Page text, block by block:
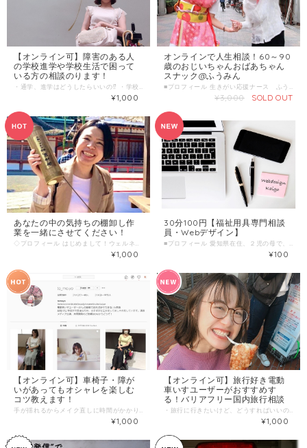
【オンライン可】障害のある人
の学校進学や学校生活で困って
いる方の相談のります！
¥1,000
オンラインで人生相談！60～90
歳のおじいちゃんおばあちゃん
スナック@ふうみん
¥3,000 SOLD OUT
あなたの中の気持ちの棚卸し作
業を一緒にさせてください！
◇プロフィール はじめまして！ウェルネスナビゲーターの藤野です。 これまでしてきた仕事を通して見たい景色は何だったんだろう？そう思った時に「ケアがくらしの中で循環している景色」でした。 病気・障害の有無に関わらず、誰もがケアを求めることができて、ひとりひとりがより良いくらしを送れるようなセーフティネットを作りたい！という想いから「じぶんはけん」に登録しました。 私自身、現在理学療法士として働く傍ら、ハタチの時に神経難病を発症し現在も良い時、悪い時を繰り返しながら生活しています。 一体じぶんのからだには何が起こっているのか？このなんとも言えない不安はどうしたらいいのか・・・。言葉にできない漠然とした不安も含めいっぱいいっぱいになっていた時もありました。 ひとりで孤独を感じてうまく相談できずにしんどい時はひとりで居ることを選択したり、じぶんの中に沸いた感情の解決策をネット検索に求めたり。それでも、色んな不安に押しつぶされそうになりながらも、これまで何とかやってこられたのは、周りの人々のたくさんの優しさのおかげでした。 自分だけで解決できない不安感（不快な状態）を何らかのかたちで表すことで周りの人にも助けを求めることが出来ます。その前にまずは自分の中の気持ちの棚卸しが必要と思います。自分が今どう感じていて、どう思っているのか。 素通りしながら過ごしているといつの間にか見えなくなってしまうんです。自分のことなのに自分が分からない。 そのためにも、今の自分の心（感情）に耳を傾ける必要があるとわたしは思っています。 なんだかネットでいつでも繋がれているはずなのに、なんかポッカリ空いた感覚はないですか？ 昔より、人に頼りにくい世の中になってきているんじゃないかなと思っています。 あなたの今の気持ち（不安だったり、もやもやだったり）を聞かせてもらえませんか？ あなたの中の気持ちの棚卸しのお手伝いをさせてください(^^) ◇わたしの複業 ・理学療法士 ・健康管理士一般指導員 ・JMHA基礎心理カウンセラー ・ダイエット検定プロフェッショナルアドバイザー ・予防医療診断士 ・健康経営実践指導士 自身が現在の疾患を患った中で生活習慣を見直す大切さ、健康に関して考えることが増えました。 ◇趣味・特技 写真撮影・神社仏閣巡りが好きです。また、コーヒーの豆の話も好きでカフェに長期滞在しがちです。 ■ こんな人におすすめ ・身体の不調を感じている人 ・うまく言葉で表現できないけど、不安感がある方 ・頼りベタだと感じている方 ■ 当日の流れとスケジュール ZOOM・TEL・メッセンジャーにて 1簡単にお互い自己紹介 2ヒアリング 3セルフケアの方法を提案 4時間が来たら終了 ＊延長希望な場合はその場でご相談の上、ご決済いただきます。 ■ 調整可能な曜日・時間帯( 1000文字以内) 平日・土日祝の13時から17時 ＊ 当日のお申し込みはご遠慮ください。 7日前以上の余裕を持った日時で、ご希望日時を３つほどお知らせください。 （送信欄）＝＝＝＝＝＝＝＝＝＝＝＝ 第一希望：●月●日●曜日 ●時●分～●時●分 第二希望：●月●日●曜日 ●時●分～●時●分 第三希望：●月●日●曜日 ●時●分～●時●分 ＝＝＝＝＝＝＝＝＝＝＝＝＝＝＝＝＝ 1回のサービス提供時間 １時間/回
¥1,000
30分100円【福祉用具専門相談
員・Webデザイン】
■プロフィール 愛知県在住、２児の母で、福祉用具専門相談員６年目になります。 現在育児休暇中で子育て、福祉用具、Webと奮闘中です！ WebやSNSが好きで、「裏側を知りたい！」から、Webデザインの仕事に興味を持ち、複業として活動中です。 ▷福祉用具 小さな福祉用具貸与事業所ですが、「褥瘡、拘縮、排泄」と課題を持って取り組んでおります。 〜取得資格〜 福祉用具専門相談員 おむつフィッター２級 リフトインストラクター下級 ▷Webデザイン Web制作やネット通販サイト（Shopify）構築、動画編集なども可能です。 〜取得資格〜 ITパスポート ■■わたしの複業 ▷福祉用具専門相談員 ・福祉用具レンタル、販売 ▷Webデザイン ・Web制作 ・CMS導入（WordPress、Shopify） ・画像作成（バナー、SNS画像作成など） ・動画編集 ▷特技【柔道】 小学１年生から大学まで続け、参段取得 県大会優勝（高校生のとき） ■■時間内に提供できること ・福祉用具について話がしたい！ ・福祉用具について物申す！ ・介護の雑談 ・ヌマベと話しがしたい！（笑） など、なんでも大丈夫です！ ■■ こんな人におすすめ ・福祉用具について聞いてみたい人 ・介護の雑談したい人 ・ヌマベと話しがしたい人 ■■ 当日の流れとスケジュール 基本３０分です。 1 簡単にお互い自己紹介 2 フリートーク 3 個別の質問にお答えします 4 時間が来たら終了 ＊延長希望な場合はその場でご相談の上、ご決済いただきます。 ■■ 調整可能な曜日・時間帯 平日 AM９時～PM15時 （他の時間帯ご希望の場合調整しますのでお気軽にご相談ください） ＊ 当日のお申し込みはご遠慮ください。 ７日前以上の余裕を持った日時で、ご希望日時を３つほどお知らせください。 （送信欄）＝＝＝＝＝＝＝＝＝＝＝＝ 第一希望：●月●日●曜日 ●時●分～●時●分 第二希望：●月●日●曜日 ●時●分～●時●分 第三希望：●月●日●曜日 ●時●分～●時●分 ＝＝＝＝＝＝＝＝＝＝＝＝＝＝＝＝＝ ＊基本Ｗeb面談です ■■ オンライン対応について ZOOM Facebookメッセンジャー ChatWork Slack Gmail にて対応可能です。
¥100
【オンライン可】車椅子・障が
いがあってもオシャレを楽しむ
コツ教えます！
¥1,000
【オンライン可】旅行好き電動
車いすユーザーがおすすめす
る！バリアフリー国内旅行相談
¥1,000